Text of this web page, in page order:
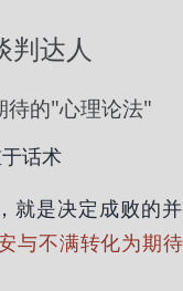
判达人
待的"心理论法"
话术
就是决定成败的并
与不满转化为期待